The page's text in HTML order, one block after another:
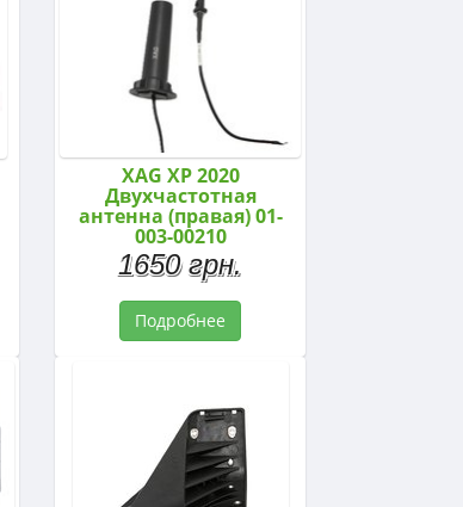
XAG XP 2020
Двухчастотная
антенна (правая) 01-
003-00210
1650 грн.
Подробнее